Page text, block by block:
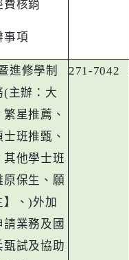
費核銷
事項
進修學制
(主辦：大
星推薦、
班推甄、
其他學士班
原保生、願
】、)外加
業務及國
甄試及協助
271-7042